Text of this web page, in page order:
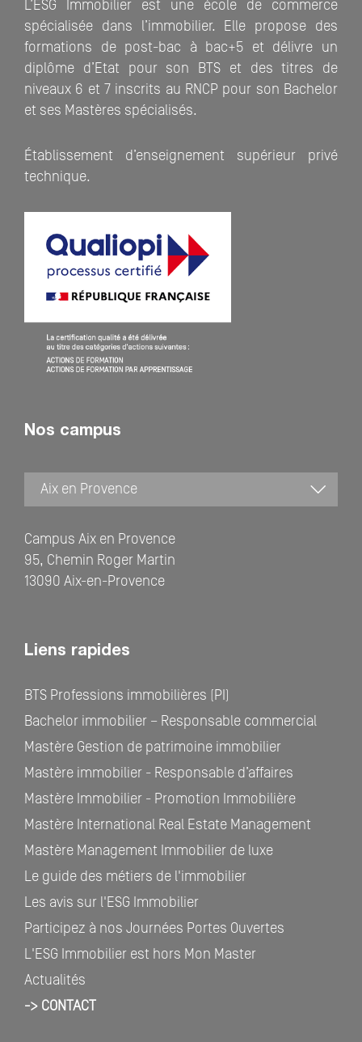
L’ESG Immobilier est une école de commerce
spécialisée dans l’immobilier. Elle propose des
formations de post-bac à bac+5 et délivre un
diplôme d’Etat pour son BTS et des titres de
niveaux 6 et 7 inscrits au RNCP pour son Bachelor
et ses Mastères spécialisés.
Établissement d’enseignement supérieur privé
technique.
Nos campus
Campus Aix en Provence
95, Chemin Roger Martin
13090 Aix-en-Provence
Liens rapides
BTS Professions immobilières (PI)
Bachelor immobilier – Responsable commercial
Mastère Gestion de patrimoine immobilier
Mastère immobilier - Responsable d’affaires
Mastère Immobilier - Promotion Immobilière
Mastère International Real Estate Management
Mastère Management Immobilier de luxe
Le guide des métiers de l'immobilier
Les avis sur l'ESG Immobilier
Participez à nos Journées Portes Ouvertes
L'ESG Immobilier est hors Mon Master
Actualités
-> CONTACT